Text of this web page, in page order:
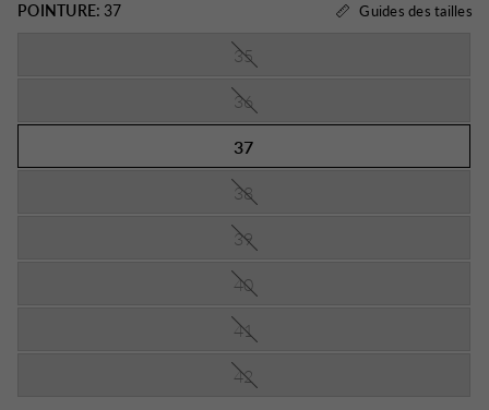
POINTURE: 37 Guides des tailles
35
36
37
38
39
40
41
42